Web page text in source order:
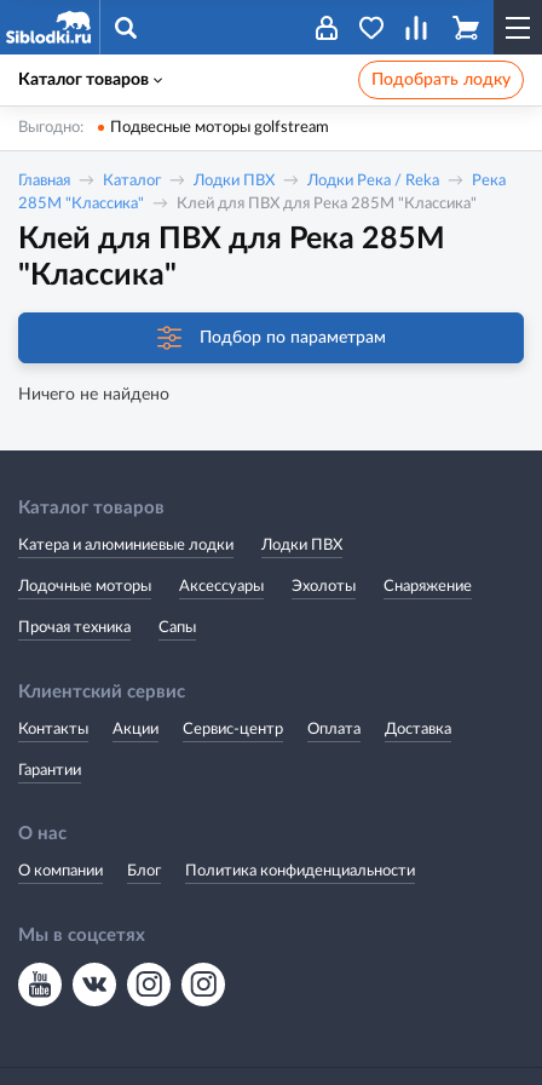
Каталог товаров Подобрать лодку
Выгодно: Подвесные моторы golfstream
Главная Каталог Лодки ПВХ Лодки Река / Reka
Река
285M "Классика"
Клей для ПВХ для Река 285M "Классика"
Клей для ПВХ для Река 285M
"Классика"
Подбор по параметрам
Ничего не найдено
Каталог товаров
Катера и алюминиевые лодки Лодки ПВХ
Лодочные моторы Аксессуары Эхолоты Снаряжение
Прочая техника Сапы
Клиентский сервис
Контакты Акции Сервис-центр Оплата Доставка
Гарантии
О нас
О компании Блог Политика конфиденциальности
Мы в соцсетях